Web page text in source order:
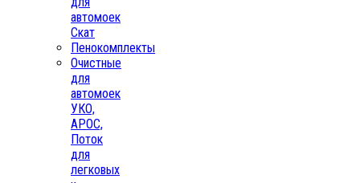
автомоек
Скат
Пенокомплекты
Очистные
для
автомоек
УКО,
АРОС,
Поток
для
легковых